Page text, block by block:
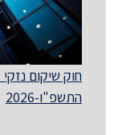
חוק שיקום
התשפ"ו-2026